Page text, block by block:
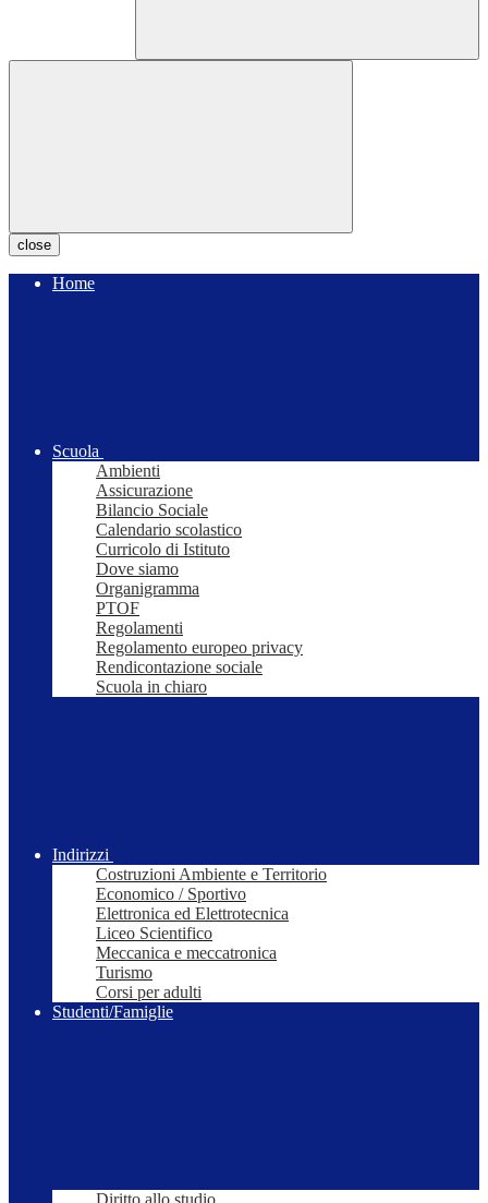
close
Home
Scuola
Ambienti
Assicurazione
Bilancio Sociale
Calendario scolastico
Curricolo di Istituto
Dove siamo
Organigramma
PTOF
Regolamenti
Regolamento europeo privacy
Rendicontazione sociale
Scuola in chiaro
Indirizzi
Costruzioni Ambiente e Territorio
Economico / Sportivo
Elettronica ed Elettrotecnica
Liceo Scientifico
Meccanica e meccatronica
Turismo
Corsi per adulti
Studenti/Famiglie